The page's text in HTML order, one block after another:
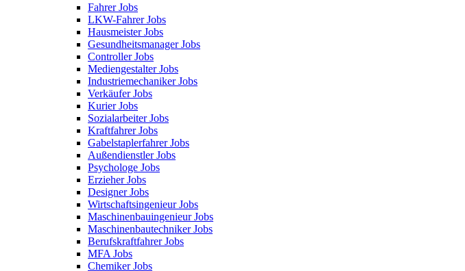
Fahrer Jobs
LKW-Fahrer Jobs
Hausmeister Jobs
Gesundheitsmanager Jobs
Controller Jobs
Mediengestalter Jobs
Industriemechaniker Jobs
Verkäufer Jobs
Kurier Jobs
Sozialarbeiter Jobs
Kraftfahrer Jobs
Gabelstaplerfahrer Jobs
Außendienstler Jobs
Psychologe Jobs
Erzieher Jobs
Designer Jobs
Wirtschaftsingenieur Jobs
Maschinenbauingenieur Jobs
Maschinenbautechniker Jobs
Berufskraftfahrer Jobs
MFA Jobs
Chemiker Jobs